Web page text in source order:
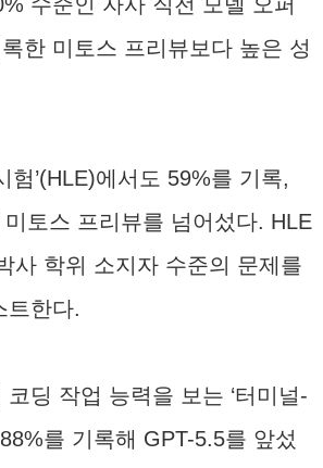
한 미토스 프리뷰보다 높은 성
험’(HLE)에서도 59%를 기록,
토스 프리뷰를 넘어섰다. HLE
사 학위 소지자 수준의 문제를
트한다.
딩 작업 능력을 보는 ‘터미널-
를 기록해 GPT-5.5를 앞섰